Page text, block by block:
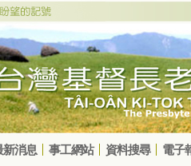
新消息 事工網站 資料搜尋 電子